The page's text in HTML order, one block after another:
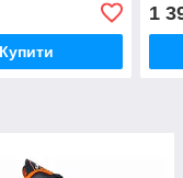
Купити
1